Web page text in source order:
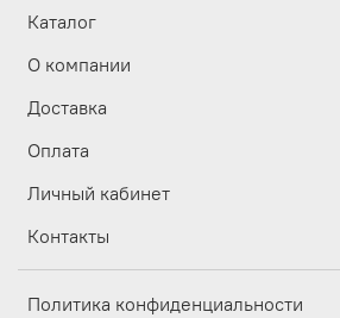
Каталог
О компании
Доставка
Оплата
Личный кабинет
Контакты
Политика конфиденциальности